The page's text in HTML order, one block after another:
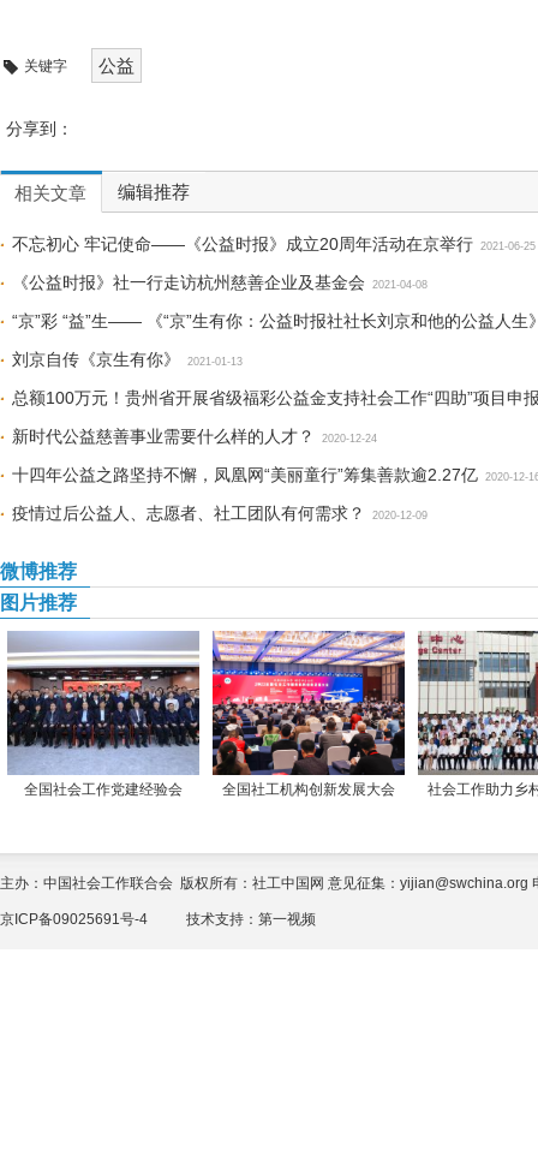
关键字 公益
分享到：
相关文章 编辑推荐
不忘初心 牢记使命——《公益时报》成立20周年活动在京举行 2021-06-25
《公益时报》社一行走访杭州慈善企业及基金会 2021-04-08
“京”彩 “益”生—— 《“京”生有你：公益时报社社长刘京和他的公益人生
刘京自传《京生有你》
2021-01-13
总额100万元！贵州省开展省级福彩公益金支持社会工作“四助”项目申
新时代公益慈善事业需要什么样的人才？
2020-12-24
十四年公益之路坚持不懈，凤凰网“美丽童行”筹集善款逾2.27亿 2020-12-
疫情过后公益人、志愿者、社工团队有何需求？ 2020-12-09
微博推荐
图片推荐
全国社会工作党建经验会 全国社工机构创新发展大会 社会工作助力乡
主办：中国社会工作联合会 版权所有：社工中国网 意见征集：yijian@swchina.org
京ICP备09025691号-4 技术支持： 第一视频